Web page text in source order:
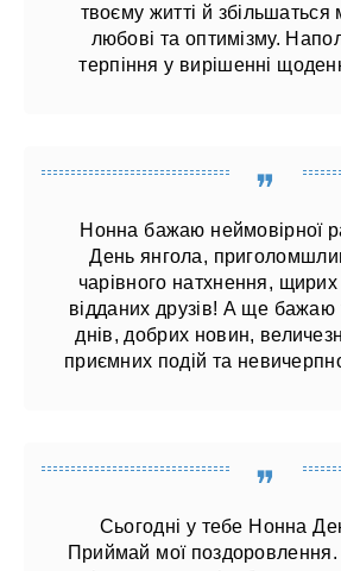
твоєму житті й ​​збільшаться
любові та оптимізму.
терпіння у вирішенні
Нонна бажаю неймовірної
День янгола,
чарівного натхнення,
відданих друзів! А ще бажаю
днів, добрих новин,
приємних подій та
Сьогодні у тебе Нонна
Приймай мої